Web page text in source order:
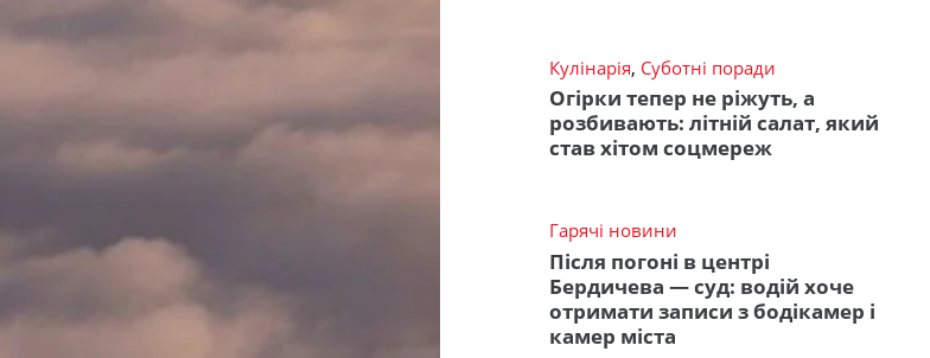
Кулінарія, Суботні поради
Огірки тепер не ріжуть, а
розбивають: літній салат, який
став хітом соцмереж
Гарячі новини
Після погоні в центрі
Бердичева — суд: водій хоче
отримати записи з бодікамер і
камер міста